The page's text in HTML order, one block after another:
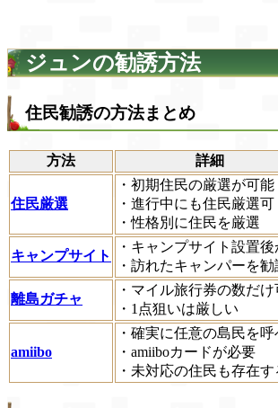
ジュンの勧誘方法
住民勧誘の方法まとめ
方法 詳細
住民厳選
・初期住民の厳選が可能
・進行中にも住民厳選可
・性格別に住民を厳選
キャンプサイト
・キャンプサイト設置後
・訪れたキャンパーを勧
離島ガチャ
・マイル旅行券の数だ
・1点狙いは厳しい
amiibo
・確実に任意の島民を呼
・amiiboカードが必要
・未対応の住民も存在す